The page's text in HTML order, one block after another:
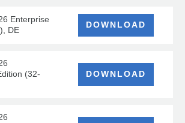
Enterprise
DE
DOWNLOAD
(32-
DOWNLOAD